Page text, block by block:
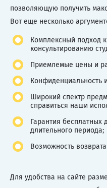
позволяющую получить
Вот еще несколько
Комплексный подход
консультированию
Приемлемые цены и
Конфиденциальность
Широкий спектр
справиться наши
Гарантия бесплатных
длительного периода;
Возможность
Для удобства на сайте